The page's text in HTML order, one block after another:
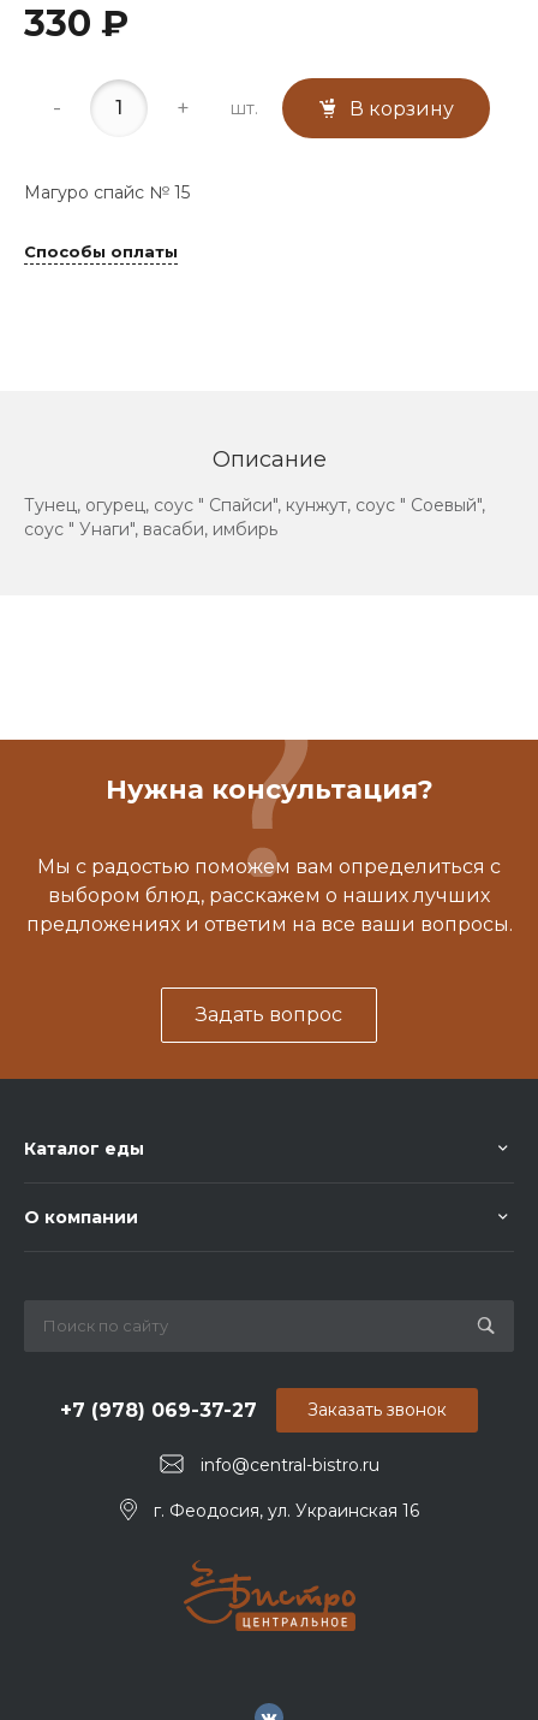
330 ₽
- + шт. В корзину
Магуро спайс № 15
Способы оплаты
Описание
Тунец, огурец, соус " Спайси", кунжут, соус " Соевый",
соус " Унаги", васаби, имбирь
Нужна консультация?
Мы с радостью поможем вам определиться с
выбором блюд, расскажем о наших лучших
предложениях и ответим на все ваши вопросы.
Задать вопрос
Каталог еды
О компании
info@central-bistro.ru
+7 (978) 069-37-27
г. Феодосия, ул. Украинская 16
Заказать звонок